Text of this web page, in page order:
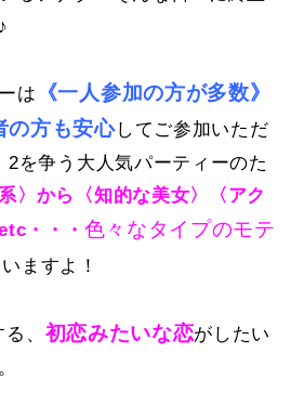
は 《一人参加の方が多数》
の方も安心してご参加いただ
2を争う大人気パーティーのた
〉から〈知的な美女〉〈アク
・・・ 色々なタイプのモテ
ますよ！
、 初恋みたいな恋がしたい